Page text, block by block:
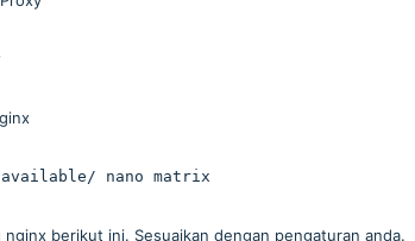
nano matrix
nginx berikut ini. Sesuaikan dengan pengaturan anda.